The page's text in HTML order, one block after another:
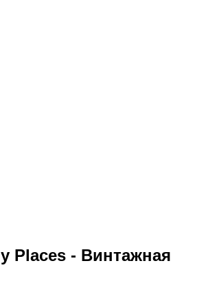
Places - Винтажная